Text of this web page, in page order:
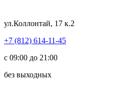
ул.Коллонтай, 17 к.2
+7 (812) 614-11-45
с 09:00 до 21:00
без выходных